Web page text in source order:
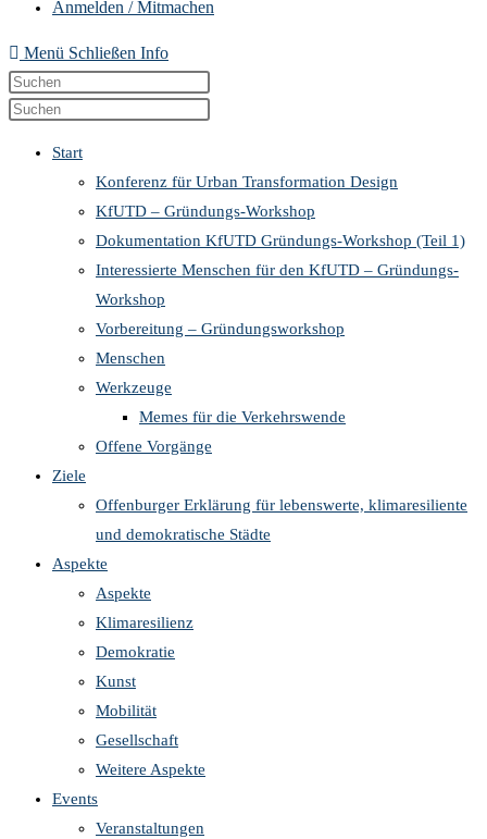
Anmelden / Mitmachen
Menü Schließen Info
Diese
Website
the
search
panel.
close
the
search
panel.
Start
Konferenz für Urban Transformation Design
KfUTD – Gründungs-Workshop
Dokumentation KfUTD Gründungs-Workshop (Teil 1)
Interessierte Menschen für den KfUTD – Gründungs-
Workshop
Vorbereitung – Gründungsworkshop
Menschen
Werkzeuge
Memes für die Verkehrswende
Offene Vorgänge
Ziele
Offenburger Erklärung für lebenswerte, klimaresiliente
und demokratische Städte
Aspekte
Aspekte
Klimaresilienz
Demokratie
Kunst
Mobilität
Gesellschaft
Weitere Aspekte
Events
Veranstaltungen